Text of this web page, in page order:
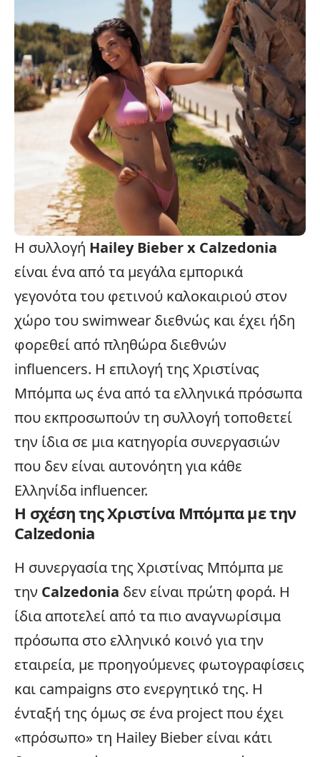
Η συλλογή Hailey Bieber x Calzedonia
είναι ένα από τα μεγάλα εμπορικά
γεγονότα του φετινού καλοκαιριού στον
χώρο του swimwear διεθνώς και έχει ήδη
φορεθεί από πληθώρα διεθνών
influencers. Η επιλογή της Χριστίνας
Μπόμπα ως ένα από τα ελληνικά πρόσωπα
που εκπροσωπούν τη συλλογή τοποθετεί
την ίδια σε μια κατηγορία συνεργασιών
που δεν είναι αυτονόητη για κάθε
Ελληνίδα influencer.
Η σχέση της Χριστίνα Μπόμπα με την
Calzedonia
Η συνεργασία της Χριστίνας Μπόμπα με
την Calzedonia δεν είναι πρώτη φορά. Η
ίδια αποτελεί από τα πιο αναγνωρίσιμα
πρόσωπα στο ελληνικό κοινό για την
εταιρεία, με προηγούμενες φωτογραφίσεις
και campaigns στο ενεργητικό της. Η
ένταξή της όμως σε ένα project που έχει
«πρόσωπο» τη Hailey Bieber είναι κάτι